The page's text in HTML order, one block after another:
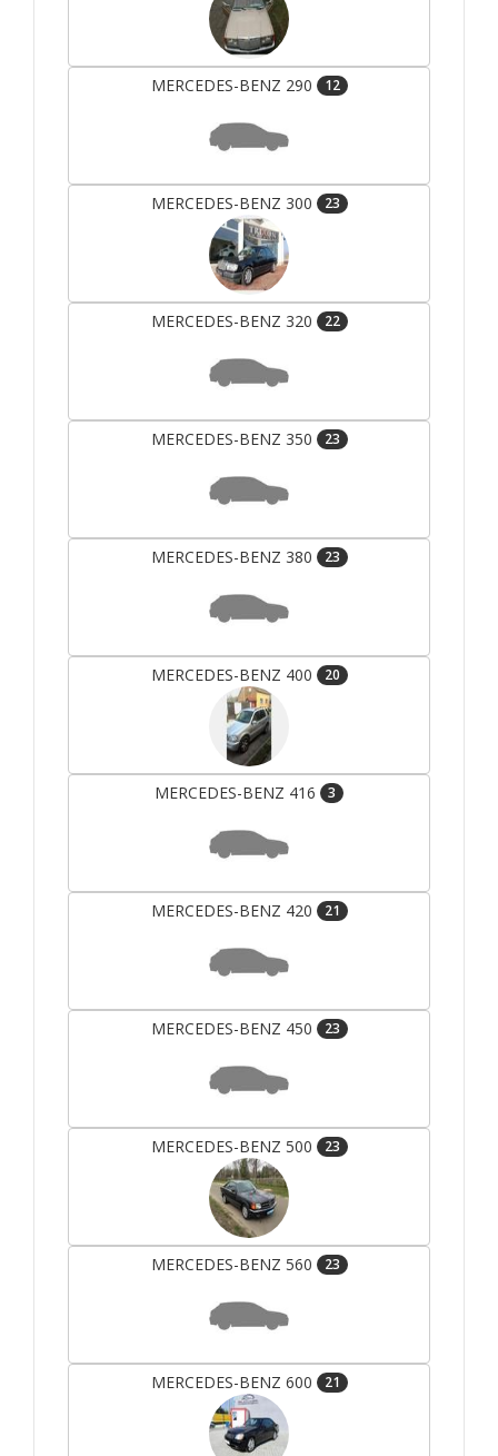
MERCEDES-BENZ 290 12
MERCEDES-BENZ 300 23
MERCEDES-BENZ 320 22
MERCEDES-BENZ 350 23
MERCEDES-BENZ 380 23
MERCEDES-BENZ 400 20
MERCEDES-BENZ 416 3
MERCEDES-BENZ 420 21
MERCEDES-BENZ 450 23
MERCEDES-BENZ 500 23
MERCEDES-BENZ 560 23
MERCEDES-BENZ 600 21